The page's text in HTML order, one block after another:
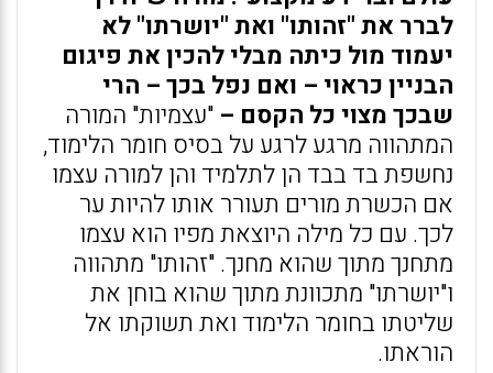
לברר את "זהותו" ואת "יושרתו" לא
יעמוד מול כיתה מבלי להכין את פיגום
הבניין כראוי – ואם נפל בכך – הרי
שבכך מצוי כל הקסם – "עצמיות" המורה
המתהווה מרגע לרגע על בסיס חומר הלימוד,
נחשפת בד בבד הן לתלמיד והן למורה עצמו
אם הכשרת מורים תעורר אותו להיות ער
לכך. עם כל מילה היוצאת מפיו הוא עצמו
מתחנך מתוך שהוא מחנך. "זהותו" מתהווה
ו"יושרתו" מתכוונת מתוך שהוא בוחן את
שליטתו בחומר הלימוד ואת תשוקתו אל
הוראתו.